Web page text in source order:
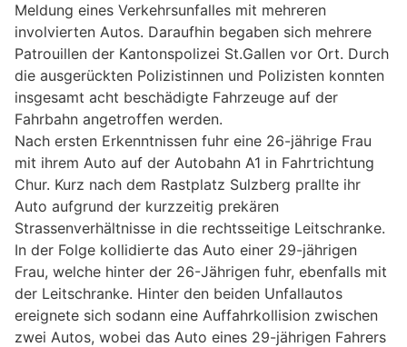
Meldung eines Verkehrsunfalles mit mehreren
involvierten Autos. Daraufhin begaben sich mehrere
Patrouillen der Kantonspolizei St.Gallen vor Ort. Durch
die ausgerückten Polizistinnen und Polizisten konnten
insgesamt acht beschädigte Fahrzeuge auf der
Fahrbahn angetroffen werden.
Nach ersten Erkenntnissen fuhr eine 26-jährige Frau
mit ihrem Auto auf der Autobahn A1 in Fahrtrichtung
Chur. Kurz nach dem Rastplatz Sulzberg prallte ihr
Auto aufgrund der kurzzeitig prekären
Strassenverhältnisse in die rechtsseitige Leitschranke.
In der Folge kollidierte das Auto einer 29-jährigen
Frau, welche hinter der 26-Jährigen fuhr, ebenfalls mit
der Leitschranke. Hinter den beiden Unfallautos
ereignete sich sodann eine Auffahrkollision zwischen
zwei Autos, wobei das Auto eines 29-jährigen Fahrers